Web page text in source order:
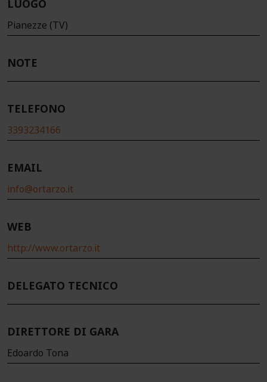
LUOGO
Pianezze (TV)
NOTE
TELEFONO
3393234166
EMAIL
info@ortarzo.it
WEB
http://www.ortarzo.it
DELEGATO TECNICO
DIRETTORE DI GARA
Edoardo Tona